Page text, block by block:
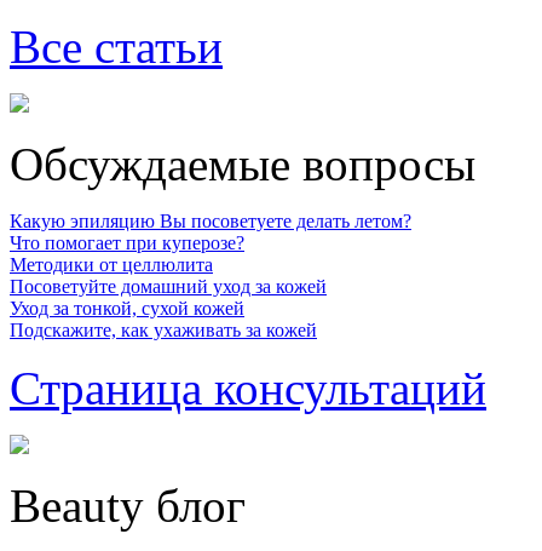
Все статьи
Обсуждаемые вопросы
Какую эпиляцию Вы посоветуете делать летом?
Что помогает при куперозе?
Методики от целлюлита
Посоветуйте домашний уход за кожей
Уход за тонкой, сухой кожей
Подскажите, как ухаживать за кожей
Страница консультаций
Beauty блог